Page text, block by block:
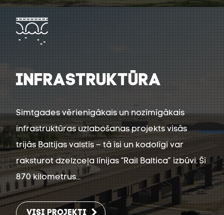
INFRASTRUKTŪRA
Simtgades vērienīgākais un nozīmīgākais
infrastruktūras uzlabošanas projekts visās
trijās Baltijas valstīs – tā īsi un kodolīgi var
raksturot dzelzceļa līnijas “Rail Baltica” izbūvi. Šī
870 kilometrus...
VISI PROJEKTI